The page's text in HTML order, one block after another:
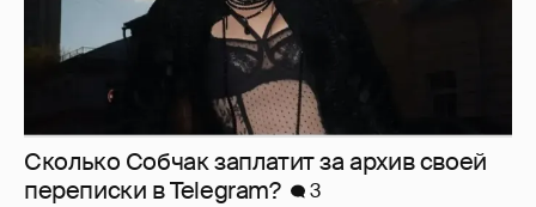
Сколько Собчак заплатит за архив своей
перeписки в Telegram?
3